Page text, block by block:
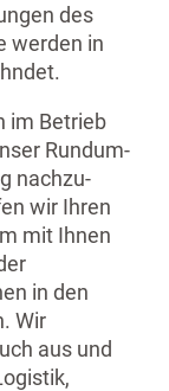
des
werden in
im Betrieb
Rundum-
nachzu­
wir Ihren
mit Ihnen
in den
Wir
aus und